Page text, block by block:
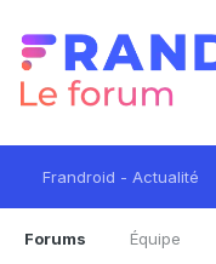
Frandroid - Actualité
Forums Équipe